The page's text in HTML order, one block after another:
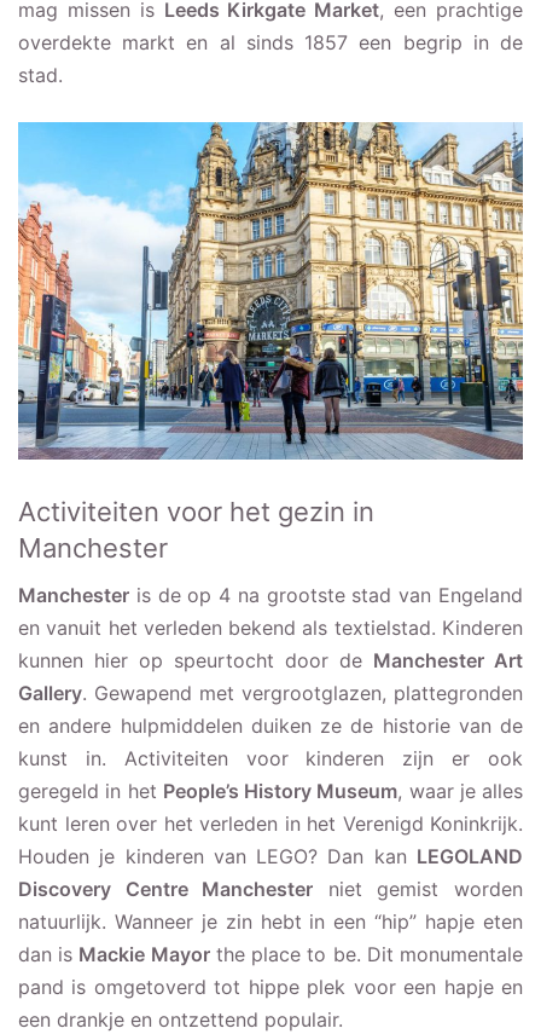
mag missen is Leeds Kirkgate Market, een prachtige
overdekte markt en al sinds 1857 een begrip in de
stad.
Activiteiten voor het gezin in
Manchester
Manchester is de op 4 na grootste stad van Engeland
en vanuit het verleden bekend als textielstad. Kinderen
kunnen hier op speurtocht door de Manchester Art
Gallery. Gewapend met vergrootglazen, plattegronden
en andere hulpmiddelen duiken ze de historie van de
kunst in. Activiteiten voor kinderen zijn er ook
geregeld in het People’s History Museum, waar je alles
kunt leren over het verleden in het Verenigd Koninkrijk.
Houden je kinderen van LEGO? Dan kan LEGOLAND
Discovery Centre Manchester niet gemist worden
natuurlijk. Wanneer je zin hebt in een “hip” hapje eten
dan is Mackie Mayorthe place to be. Dit monumentale
pand is omgetoverd tot hippe plek voor een hapje en
een drankje en ontzettend populair.